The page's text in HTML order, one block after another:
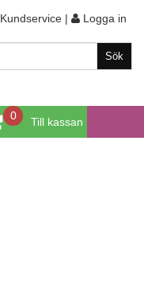
Kundservice | Logga in
0 Till kassan